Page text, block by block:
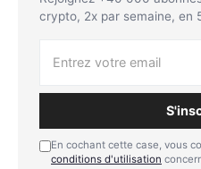
crypto, 2x par semaine, en
En cochant cette case, vous
conditions d'utilisation